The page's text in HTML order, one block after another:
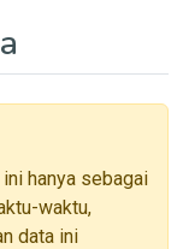
hanya sebagai
waktu,
data ini